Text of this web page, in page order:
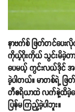
နာဗက်စ် ဖြတ်တင်ပေး
ကိုယ့်ဂိုးကိုယ် သွင်းမိခဲ့တ
ပေမယ့် ကွင်းလယ်ဒိုင် အ
ခဲ့ပါတယ်။ မာတစ်ရဲ့ ဖ
တီဧရိယာထဲ လက်နဲ့ထိခဲ့ပ
ပြန်မကြည့်ခဲ့ပါဘူး။